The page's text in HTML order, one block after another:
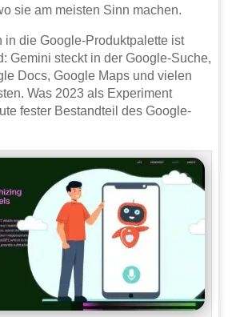
sie am meisten Sinn machen.
in die Google-Produktpalette ist
Gemini steckt in der Google-Suche,
Docs, Google Maps und vielen
Was 2023 als Experiment
fester Bestandteil des Google-